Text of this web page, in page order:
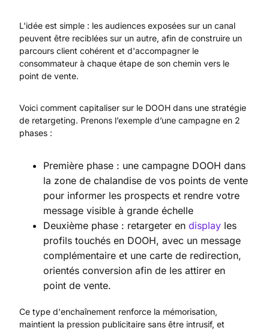
L'idée est simple : les audiences exposées sur un canal
peuvent être reciblées sur un autre, afin de construire un
parcours client cohérent et d'accompagner le
consommateur à chaque étape de son chemin vers le
point de vente.
Voici comment capitaliser sur le DOOH dans une stratégie
de retargeting. Prenons l’exemple d’une campagne en 2
phases :
Première phase : une campagne DOOH dans
la zone de chalandise de vos points de vente
pour informer les prospects et rendre votre
message visible à grande échelle
Deuxième phase : retargeter en display les
profils touchés en DOOH, avec un message
complémentaire et une carte de redirection,
orientés conversion afin de les attirer en
point de vente.
Ce type d'enchaînement renforce la mémorisation,
maintient la pression publicitaire sans être intrusif, et